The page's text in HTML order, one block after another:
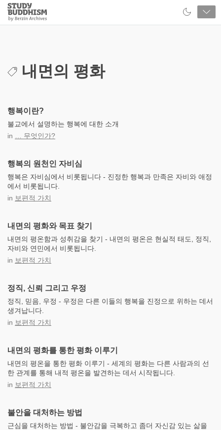
Close
Study
Buddhism
내면의 평화
행복이란?
불교에서 설명하는 행복에 대한 소개
in
… 무엇인가?
행복의 원천인 자비심
행복은 자비심에서 비롯됩니다 - 진정한 행복과 만족은 자비와 애정
에서 비롯됩니다.
in 보편적 가치
내면의 평화와 목표 찾기
내면의 평온함과 성취감을 찾기 - 내면의 평온은 현실적 태도, 정직,
자비와 연민에서 비롯됩니다.
in 보편적 가치
정직, 신뢰 그리고 우정
정직, 믿음, 우정 - 우정은 다른 이들의 행복을 진정으로 위하는 데서
생겨납니다.
in 보편적 가치
내면의 평화를 통한 평화 이루기
내면의 평온을 통한 평화 이루기 - 세계의 평화는 다른 사람과의 선
한 관계를 통해 내적 평온을 발견하는 데서 시작됩니다.
in 보편적 가치
불안을 대처하는 방법
근심을 대처하는 방법 - 불안감을 극복하고 좀더 자신감 있는 삶을